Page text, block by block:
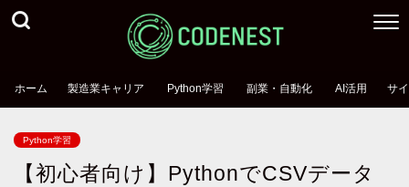
ホーム 製造業キャリア Python学習 副業・自動化 AI活用 サ
Python学習
【初心者向け】PythonでCSVデータ